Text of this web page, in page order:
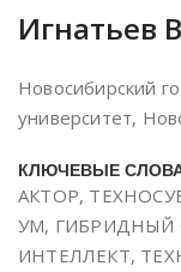
Игнатьев
Новосибирский
университет,
КЛЮЧЕВЫЕ
АКТОР,
УМ, ГИБРИДНЫЙ
ИНТЕЛЛЕКТ,